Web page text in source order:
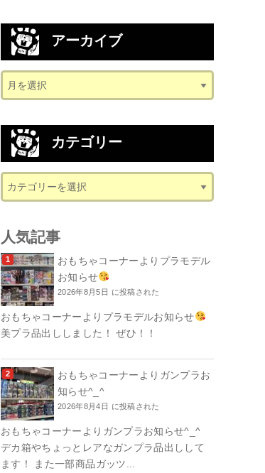
アーカイブ
カテゴリー
人気記事
おもちゃコーナーよりプラモデル
お知らせ
2026年8月5日 に投稿された
おもちゃコーナーよりプラモデルお知らせ
美プラ品出ししました！ ぜひ！！
おもちゃコーナーよりガンプラお
知らせ^_^
2026年8月4日 に投稿された
おもちゃコーナーよりガンプラお知らせ^_^
デカ箱やちょっとレアなガンプラ品出しして
ます！ また一部商品ガッツ...